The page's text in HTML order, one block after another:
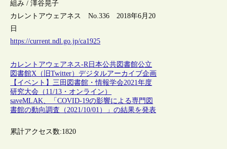
組み / 澤谷晃子
カレントアウェアネス No.336 2018年6月20
日
https://current.ndl.go.jp/ca1925
カレントアウェアネス-R日本公共図書館公立
図書館X（旧Twitter）デジタルアーカイブ企画
【イベント】三田図書館・情報学会2021年度
研究大会（11/13・オンライン）
saveMLAK、「COVID-19の影響による専門図
書館の動向調査（2021/10/01）」の結果を発表
累計アクセス数:1820